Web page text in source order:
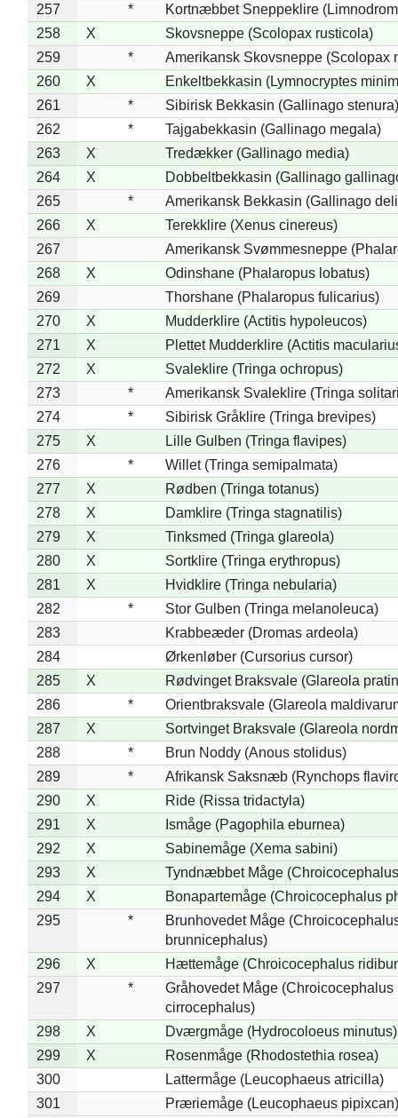
257
*
Kortnæbbet Sneppeklire
258
X
Skovsneppe (Scolopax rusticola)
259
*
Amerikansk Skovsneppe (Scolopax
260
X
Enkeltbekkasin (Lymnocryptes
261
*
Sibirisk Bekkasin (Gallinago stenura)
262
*
Tajgabekkasin (Gallinago megala)
263
X
Tredækker (Gallinago media)
264
X
Dobbeltbekkasin (Gallinago
265
*
Amerikansk Bekkasin (Gallinago
266
X
Terekklire (Xenus cinereus)
267
Amerikansk Svømmesneppe
268
X
Odinshane (Phalaropus lobatus)
269
Thorshane (Phalaropus fulicarius)
270
X
Mudderklire (Actitis hypoleucos)
271
X
Plettet Mudderklire (Actitis
272
X
Svaleklire (Tringa ochropus)
273
*
Amerikansk Svaleklire (Tringa
274
*
Sibirisk Gråklire (Tringa brevipes)
275
X
Lille Gulben (Tringa flavipes)
276
*
Willet (Tringa semipalmata)
277
X
Rødben (Tringa totanus)
278
X
Damklire (Tringa stagnatilis)
279
X
Tinksmed (Tringa glareola)
280
X
Sortklire (Tringa erythropus)
281
X
Hvidklire (Tringa nebularia)
282
*
Stor Gulben (Tringa melanoleuca)
283
Krabbeæder (Dromas ardeola)
284
Ørkenløber (Cursorius cursor)
285
X
Rødvinget Braksvale (Glareola
286
*
Orientbraksvale (Glareola
287
X
Sortvinget Braksvale (Glareola
288
*
Brun Noddy (Anous stolidus)
289
*
Afrikansk Saksnæb (Rynchops
290
X
Ride (Rissa tridactyla)
291
X
Ismåge (Pagophila eburnea)
292
X
Sabinemåge (Xema sabini)
293
X
Tyndnæbbet Måge
294
X
Bonapartemåge (Chroicocephalus
295
*
Brunhovedet Måge
brunnicephalus)
296
X
Hættemåge (Chroicocephalus
297
*
Gråhovedet Måge (Chroicocephalus
cirrocephalus)
298
X
Dværgmåge (Hydrocoloeus minutus)
299
X
Rosenmåge (Rhodostethia rosea)
300
Lattermåge (Leucophaeus atricilla)
301
Præriemåge (Leucophaeus pipixcan)